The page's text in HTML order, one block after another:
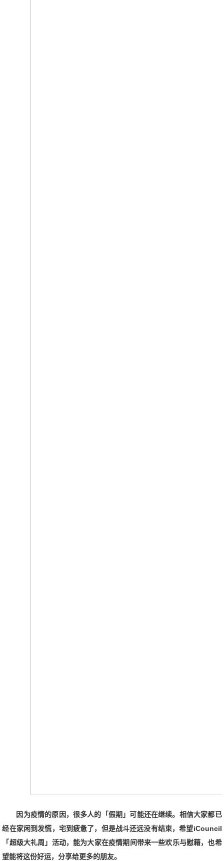
因为疫情的原因，很多人的「假期」可能还在继续。相信大家都已
经在家闲到发慌，宅到疲惫了，但是战斗还远没有结束，希望iCouncil
「超级大礼周」活动，能为大家在疫情期间带来一些欢乐与慰藉，也希
望能将这份好运，分享给更多的朋友。